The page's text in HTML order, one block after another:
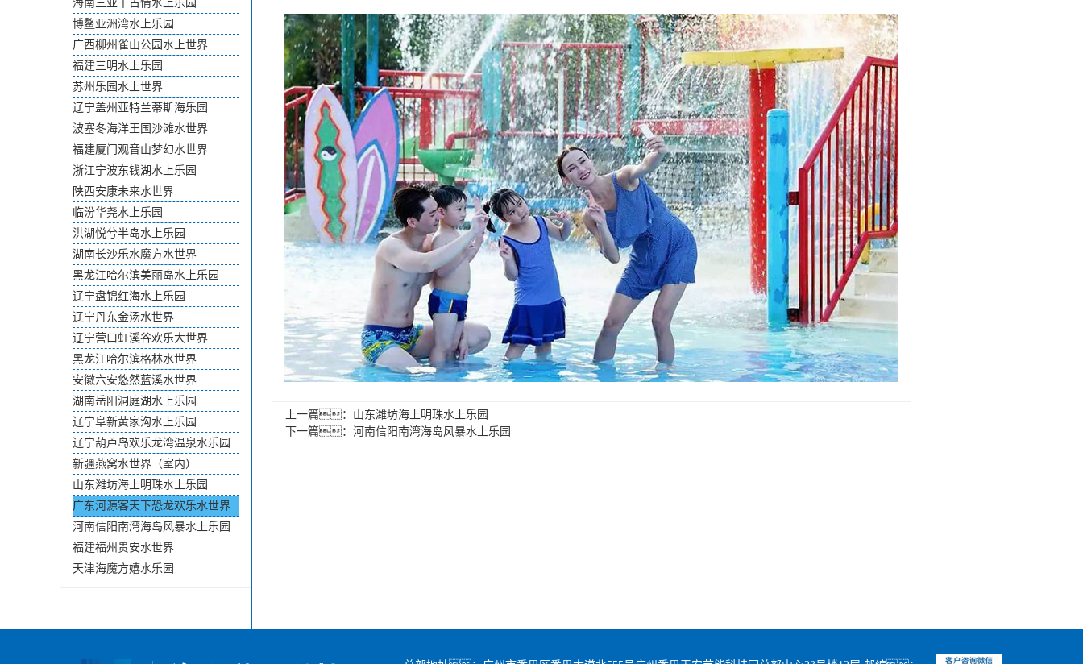
博鳌亚洲湾水上乐园
广西柳州雀山公园水上世界
福建三明水上乐园
苏州乐园水上世界
辽宁盖州亚特兰蒂斯海乐园
波塞冬海洋王国沙滩水世界
福建厦门观音山梦幻水世界
浙江宁波东钱湖水上乐园
陕西安康未来水世界
临汾华尧水上乐园
洪湖悦兮半岛水上乐园
湖南长沙乐水魔方水世界
黑龙江哈尔滨美丽岛水上乐园
辽宁盘锦红海水上乐园
辽宁丹东金汤水世界
辽宁营口虹溪谷欢乐大世界
黑龙江哈尔滨格林水世界
安徽六安悠然蓝溪水世界
湖南岳阳洞庭湖水上乐园
辽宁阜新黄家沟水上乐园
辽宁葫芦岛欢乐龙湾温泉水乐园
新疆燕窝水世界（室内）
山东潍坊海上明珠水上乐园
广东河源客天下恐龙欢乐水世界
河南信阳南湾海岛风暴水上乐园
福建福州贵安水世界
天津海魔方嬉水乐园
上一篇： 山东潍坊海上明珠水上乐园
下一篇：河南信阳南湾海岛风暴水上乐园